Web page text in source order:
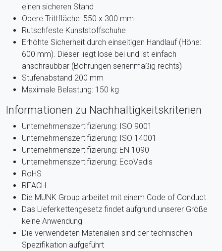
einen sicheren Stand
Obere Trittfläche: 550 x 300 mm
Rutschfeste Kunststoffschuhe
Erhöhte Sicherheit durch einseitigen Handlauf (Höhe:
600 mm). Dieser liegt lose bei und ist einfach
anschraubbar (Bohrungen serienmäßig rechts)
Stufenabstand 200 mm
Maximale Belastung: 150 kg
Informationen zu Nachhaltigkeitskriterien
Unternehmenszertifizierung: ISO 9001
Unternehmenszertifizierung: ISO 14001
Unternehmenszertifizierung: EN 1090
Unternehmenszertifizierung: EcoVadis
RoHS
REACH
Die MUNK Group arbeitet mit einem Code of Conduct
Das Lieferkettengesetz findet aufgrund unserer Größe
keine Anwendung
Die verwendeten Materialien sind der technischen
Spezifikation aufgeführt